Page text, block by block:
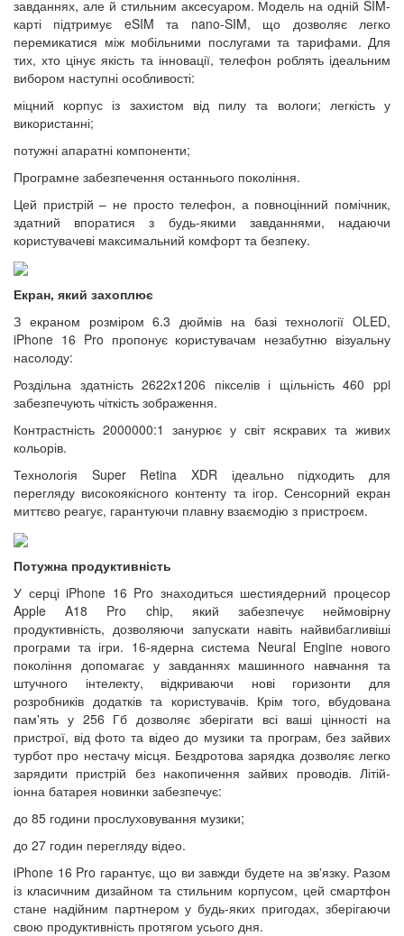
завданнях, але й стильним аксесуаром. Модель на одній SIM-
карті підтримує eSIM та nano-SIM, що дозволяє легко
перемикатися між мобільними послугами та тарифами. Для
тих, хто цінує якість та інновації, телефон роблять ідеальним
вибором наступні особливості:
міцний корпус із захистом від пилу та вологи; легкість у
використанні;
потужні апаратні компоненти;
Програмне забезпечення останнього покоління.
Цей пристрій – не просто телефон, а повноцінний помічник,
здатний впоратися з будь-якими завданнями, надаючи
користувачеві максимальний комфорт та безпеку.
Екран, який захоплює
З екраном розміром 6.3 дюймів на базі технології OLED,
iPhone 16 Pro пропонує користувачам незабутню візуальну
насолоду:
Роздільна здатність 2622x1206 пікселів і щільність 460 ppi
забезпечують чіткість зображення.
Контрастність 2000000:1 занурює у світ яскравих та живих
кольорів.
Технологія Super Retina XDR ідеально підходить для
перегляду високоякісного контенту та ігор. Сенсорний екран
миттєво реагує, гарантуючи плавну взаємодію з пристроєм.
Потужна продуктивність
У серці iPhone 16 Pro знаходиться шестиядерний процесор
Apple A18 Pro chip, який забезпечує неймовірну
продуктивність, дозволяючи запускати навіть найвибагливіші
програми та ігри. 16-ядерна система Neural Engine нового
покоління допомагає у завданнях машинного навчання та
штучного інтелекту, відкриваючи нові горизонти для
розробників додатків та користувачів. Крім того, вбудована
пам'ять у 256 Гб дозволяє зберігати всі ваші цінності на
пристрої, від фото та відео до музики та програм, без зайвих
турбот про нестачу місця. Бездротова зарядка дозволяє легко
зарядити пристрій без накопичення зайвих проводів. Літій-
іонна батарея новинки забезпечує:
до 85 години прослуховування музики;
до 27 годин перегляду відео.
iPhone 16 Pro гарантує, що ви завжди будете на зв'язку. Разом
із класичним дизайном та стильним корпусом, цей смартфон
стане надійним партнером у будь-яких пригодах, зберігаючи
свою продуктивність протягом усього дня.